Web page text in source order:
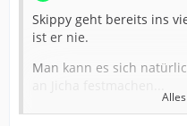
Skippy geht bereits ins
ist er nie.
Man kann es sich
Skippy ist ein sehr guter